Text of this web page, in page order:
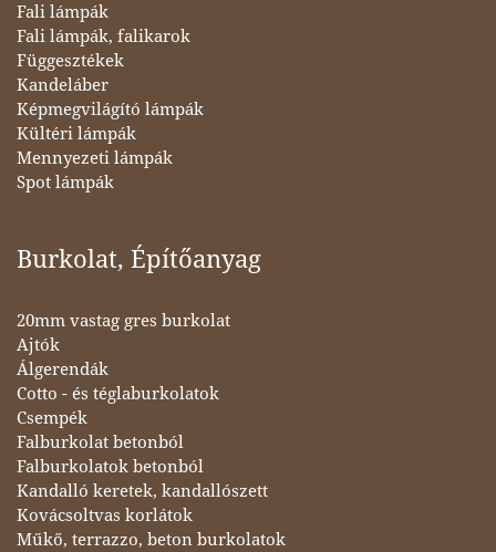
Fali lámpák
Fali lámpák, falikarok
Függesztékek
Kandeláber
Képmegvilágító lámpák
Kültéri lámpák
Mennyezeti lámpák
Spot lámpák
Burkolat, Építőanyag
20mm vastag gres burkolat
Ajtók
Álgerendák
Cotto - és téglaburkolatok
Csempék
Falburkolat betonból
Falburkolatok betonból
Kandalló keretek, kandallószett
Kovácsoltvas korlátok
Műkő, terrazzo, beton burkolatok